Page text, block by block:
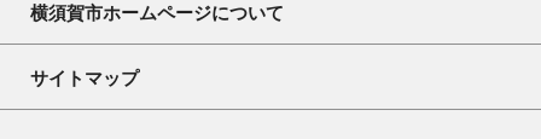
横須賀市ホームページについて
サイトマップ